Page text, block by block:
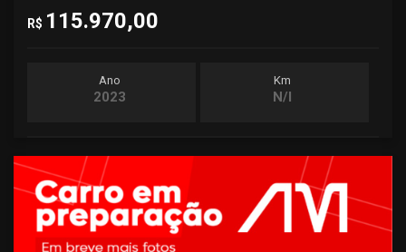
R$ 115.970,00
Ano
2023
Km
N/I